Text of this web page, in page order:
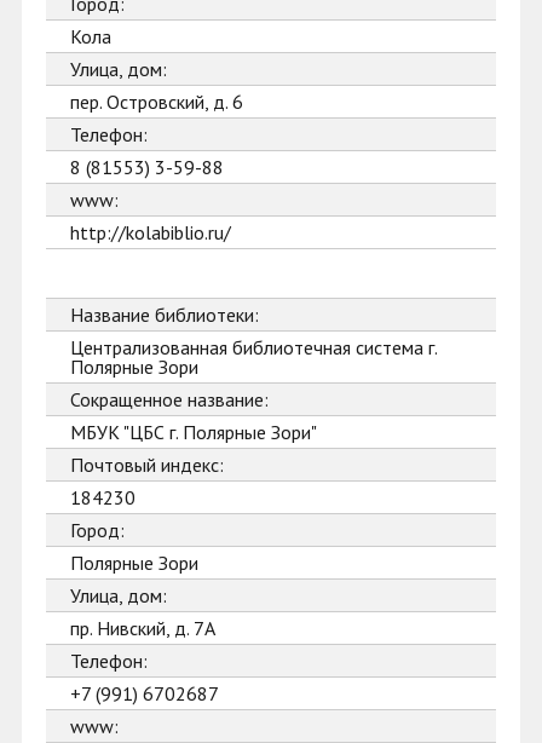
Кола
Улица, дом:
пер. Островский, д. 6
Телефон:
8 (81553) 3-59-88
www:
http://kolabiblio.ru/
Название библиотеки:
Централизованная библиотечная система г.
Полярные Зори
Сокращенное название:
МБУК "ЦБС г. Полярные Зори"
Почтовый индекс:
184230
Город:
Полярные Зори
Улица, дом:
пр. Нивский, д. 7А
Телефон:
+7 (991) 6702687
www: